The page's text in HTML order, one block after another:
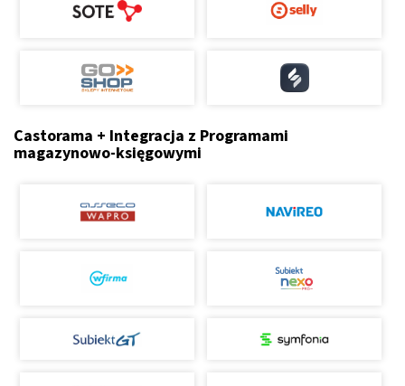
Castorama + Integracja z Programami
magazynowo-księgowymi